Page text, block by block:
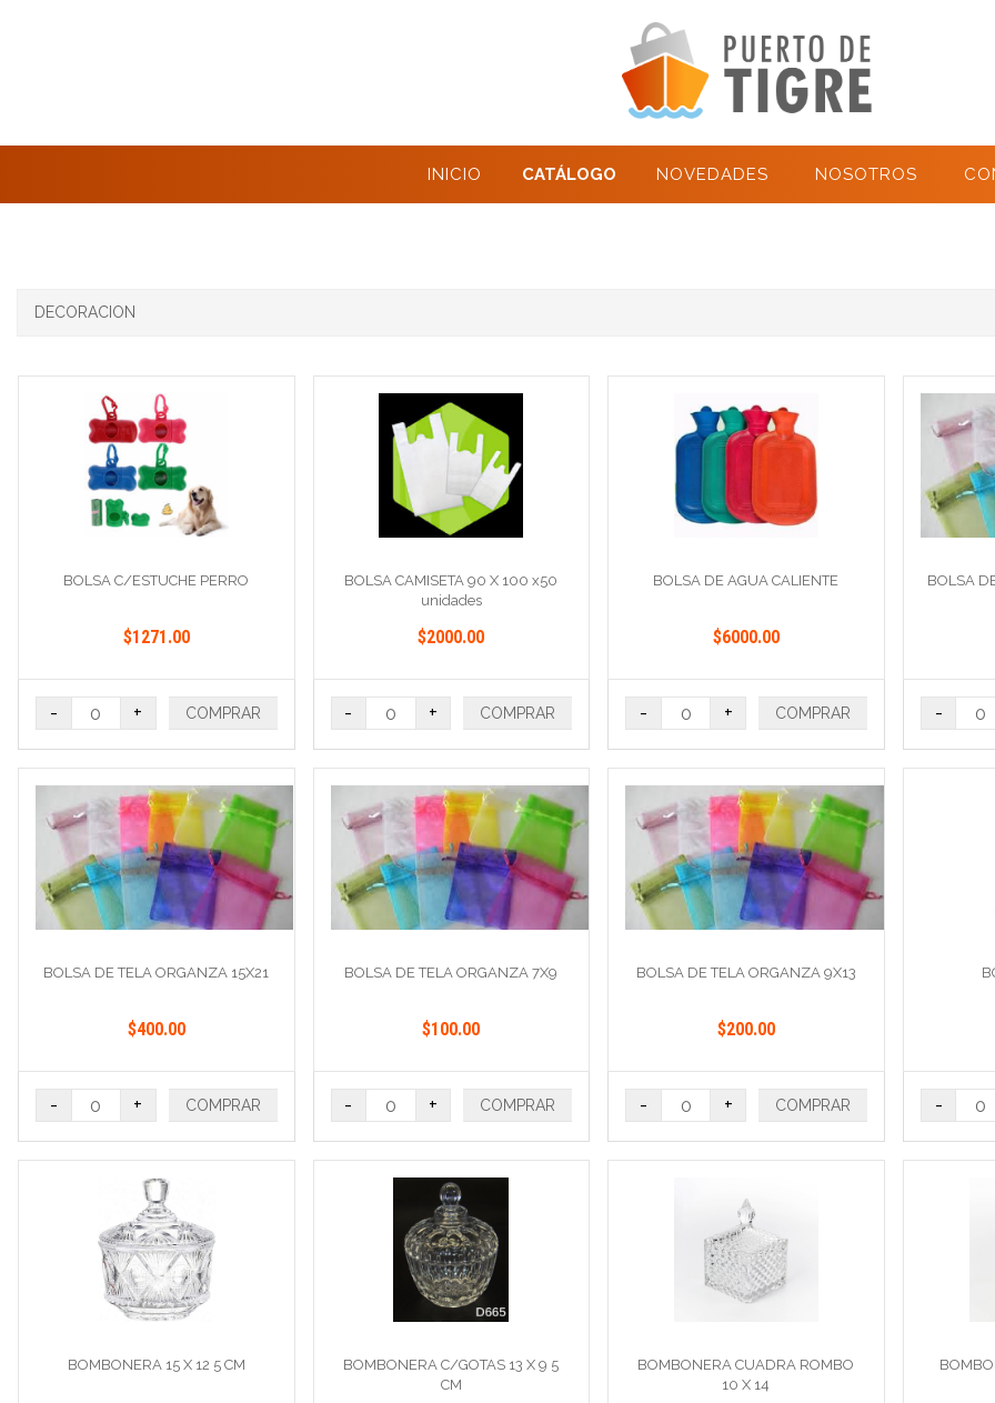
INICIO CATÁLOGO NOVEDADES NOSOTROS
DECORACION
BOLSA C/ESTUCHE PERRO
$1271.00
- + COMPRAR
BOLSA CAMISETA 90 X 100 x50
unidades
$2000.00
- + COMPRAR
BOLSA DE AGUA CALIENTE
$6000.00
- + COMPRAR
BOLSA
-
BOLSA DE TELA ORGANZA 15X21
$400.00
- + COMPRAR
BOLSA DE TELA ORGANZA 7X9
$100.00
- + COMPRAR
BOLSA DE TELA ORGANZA 9X13
$200.00
- + COMPRAR -
BOMBONERA 15 X 12 5 CM
BOMBONERA C/GOTAS 13 X 9 5
CM
BOMBONERA CUADRA ROMBO
10 X 14